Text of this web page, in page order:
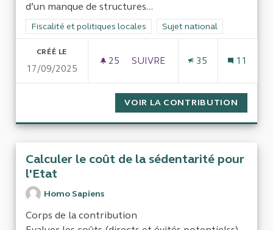
d’un manque de structures...
Filtrer les résultats de la catégorie : Fiscalité et politiques
Fiscalité et politiques locales Filtrer les résultats pour le
Sujet national
CRÉÉ LE
17/09/2025
25 25 ABONNÉS
SUIVRE
35 11
VOIR LA CONTRIBUTION
Calculer le coût de la sédentarité pour
l'Etat
Homo Sapiens
Corps de la contribution